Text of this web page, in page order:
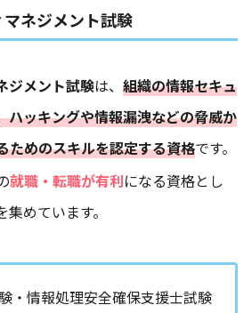
ネジメント試験
ジメント試験は、 組織の情報セキュ
ハッキングや情報漏洩などの脅威か
ためのスキルを認定する資格です。
就職・転職が有利になる資格とし
集めています。
・情報処理安全確保支援士試験